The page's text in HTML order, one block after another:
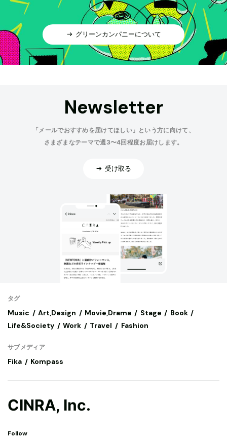
グリーンカンパニーについて
Newsletter
「メールでおすすめを届けてほしい」という方に向けて、
さまざまなテーマで週3〜4回程度お届けします。
受け取る
タグ
Music Art,Design Movie,Drama Stage
Book
Life&Society
Work Travel Fashion
サブメディア
Fika Kompass
CINRA, Inc.
Follow